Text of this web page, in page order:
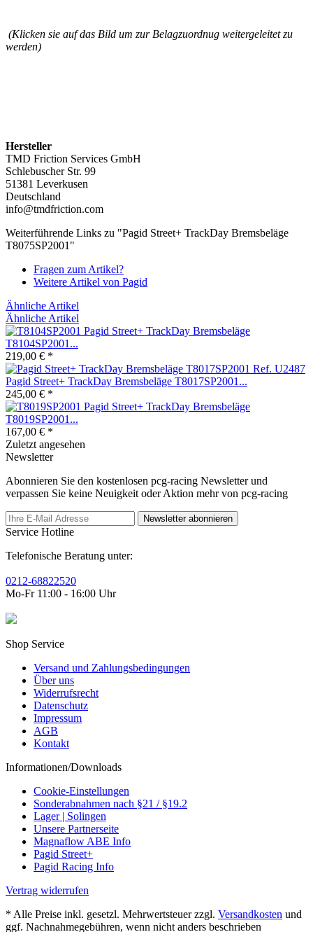
(Klicken sie auf das Bild um zur Belagzuordnug weitergeleitet zu
werden)
Hersteller
TMD Friction Services GmbH
Schlebuscher Str. 99
51381 Leverkusen
Deutschland
info@tmdfriction.com
Weiterführende Links zu "Pagid Street+ TrackDay Bremsbeläge
T8075SP2001"
Fragen zum Artikel?
Weitere Artikel von Pagid
Ähnliche Artikel
Ähnliche Artikel
Pagid Street+ TrackDay Bremsbeläge
T8104SP2001...
219,00 € *
Pagid Street+ TrackDay Bremsbeläge T8017SP2001...
245,00 € *
Pagid Street+ TrackDay Bremsbeläge
T8019SP2001...
167,00 € *
Zuletzt angesehen
Newsletter
Abonnieren Sie den kostenlosen pcg-racing Newsletter und
verpassen Sie keine Neuigkeit oder Aktion mehr von pcg-racing
Newsletter abonnieren
Service Hotline
Telefonische Beratung unter:
0212-68822520
Mo-Fr 11:00 - 16:00 Uhr
Shop Service
Versand und Zahlungsbedingungen
Über uns
Widerrufsrecht
Datenschutz
Impressum
AGB
Kontakt
Informationen/Downloads
Cookie-Einstellungen
Sonderabnahmen nach §21 / §19.2
Lager | Solingen
Unsere Partnerseite
Magnaflow ABE Info
Pagid Street+
Pagid Racing Info
Vertrag widerrufen
* Alle Preise inkl. gesetzl. Mehrwertsteuer zzgl. Versandkosten und
ggf. Nachnahmegebühren, wenn nicht anders beschrieben